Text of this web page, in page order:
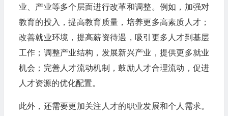
业、产业等多个层面进行改革和调整。例如，加强对
教育的投入，提高教育质量，培养更多高素质人才；
改善就业环境，提高薪资待遇，吸引更多人才到基层
工作；调整产业结构，发展新兴产业，提供更多就业
机会；完善人才流动机制，鼓励人才合理流动，促进
人才资源的优化配置。
此外，还需要更加关注人才的职业发展和个人需求。